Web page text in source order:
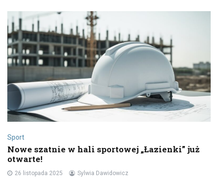
Sport
Nowe szatnie w hali sportowej „Łazienki” już
otwarte!
26 listopada 2025 Sylwia Dawidowicz